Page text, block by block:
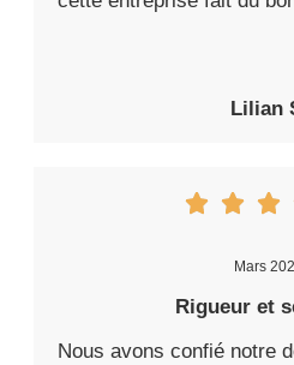
Lilian
Mars
Rigueur et
Nous avons confié notre